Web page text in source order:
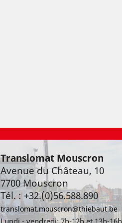
Translomat Mouscron
Avenue du Château, 10
7700 Mouscron
Tél. : +32.(0)56.588.890
translomat.mouscron@thiebaut.be
Lundi - vendredi: 7h-12h et 13h-16h